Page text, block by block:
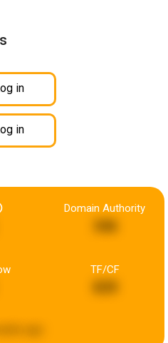
in
in
Domain Authority
346
TF/CF